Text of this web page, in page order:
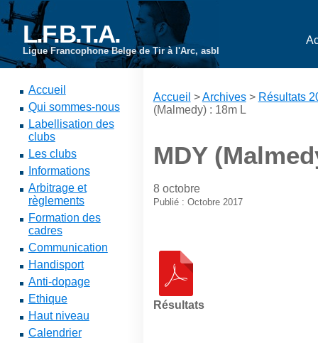
L.F.B.T.A.
Ligue Francophone Belge de Tir à l'Arc, asbl
Accueil
Qui sommes-nous
Labellisation des
clubs
Les clubs
Informations
Arbitrage et
règlements
Formation des
cadres
Communication
Handisport
Anti-dopage
Ethique
Haut niveau
Calendrier
Accueil >Archives> Résultats
(Malmedy) : 18m L
MDY
8 octobre
Publié : Octobre 2017
Résultats